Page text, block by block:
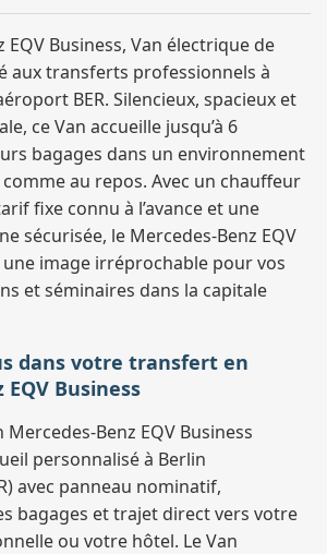
EQV Business, Van électrique de
aux transferts professionnels à
BER. Silencieux, spacieux et
ce Van accueille jusqu’à 6
bagages dans un environnement
au repos. Avec un chauffeur
fixe connu à l’avance et une
sécurisée, le Mercedes-Benz EQV
image irréprochable pour vos
et séminaires dans la capitale
dans votre transfert en
Business
Benz EQV Business
personnalisé à Berlin
avec panneau nominatif,
bagages et trajet direct vers votre
ou votre hôtel. Le Van